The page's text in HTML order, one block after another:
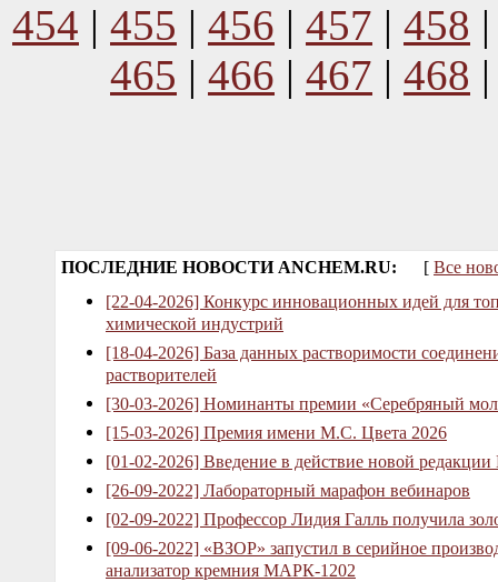
454 | 455 | 456 | 457 | 458
465 | 466 | 467 | 468
ПОСЛЕДНИЕ НОВОСТИ ANCHEM.RU: [ Все
[22-04-2026] Конкурс инновационных идей для
химической индустрий
[18-04-2026] База данных растворимости
растворителей
[30-03-2026] Номинанты премии «Серебряный
[15-03-2026] Премия имени М.С. Цвета 2026
[01-02-2026] Введение в действие новой
[26-09-2022] Лабораторный марафон вебинаров
[02-09-2022] Профессор Лидия Галль получила
[09-06-2022] «ВЗОР» запустил в серийное
анализатор кремния МАРК-1202